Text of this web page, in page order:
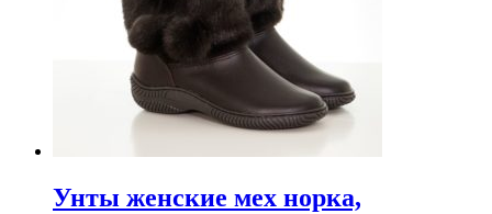
Унты женские мех норка,